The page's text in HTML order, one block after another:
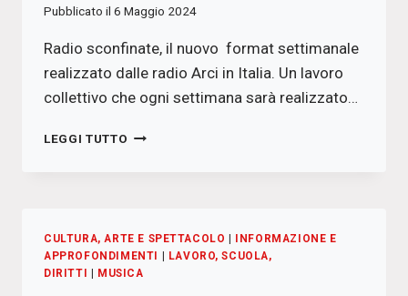
Pubblicato il 6 Maggio 2024
Radio sconfinate, il nuovo format settimanale
realizzato dalle radio Arci in Italia. Un lavoro
collettivo che ogni settimana sarà realizzato…
LEGGI TUTTO ARCI
CULTURA, ARTE E SPETTACOLO
INFORMAZIONE E
APPROFONDIMENTI
LAVORO, SCUOLA,
DIRITTI
MUSICA